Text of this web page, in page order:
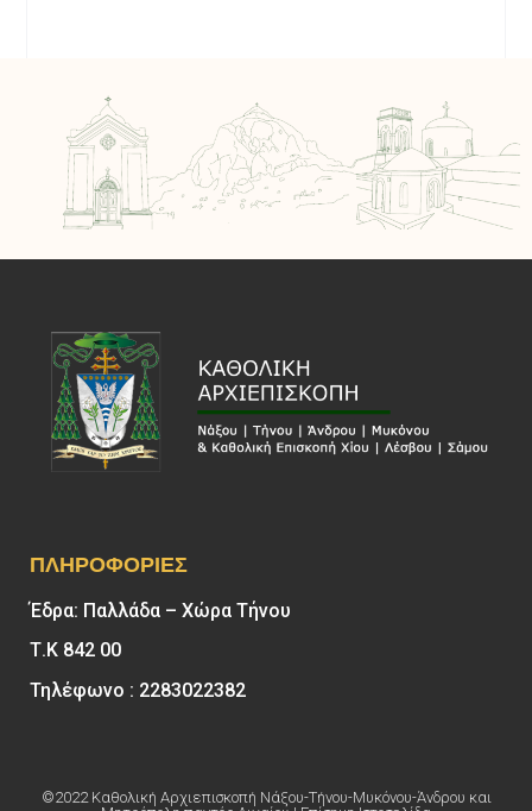
ΠΛΗΡΟΦΟΡΊΕΣ
Έδρα: Παλλάδα – Χώρα Τήνου
Τ.Κ 842 00
Τηλέφωνο : 2283022382
©2022 Καθολική Αρχιεπισκοπή Νάξου-Τήνου-Μυκόνου-Άνδρου και